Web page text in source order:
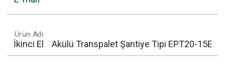
Ürün Adı